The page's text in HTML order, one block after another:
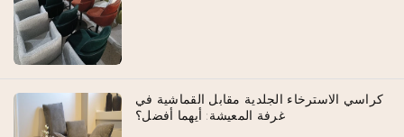
كراسي الاسترخاء الجلدية مقابل القماشية في
غرفة المعيشة: أيهما أفضل؟